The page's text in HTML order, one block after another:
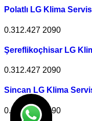
Polatlı LG Klima
0.312.427 2090
Şereflikoçhisar LG
0.312.427 2090
Sincan LG Klima
0.312.427 2090